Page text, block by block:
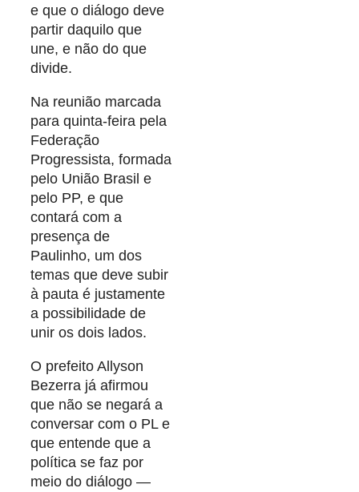
e que o diálogo deve
partir daquilo que
une, e não do que
divide.
Na reunião marcada
para quinta-feira pela
Federação
Progressista, formada
pelo União Brasil e
pelo PP, e que
contará com a
presença de
Paulinho, um dos
temas que deve subir
à pauta é justamente
a possibilidade de
unir os dois lados.
O prefeito Allyson
Bezerra já afirmou
que não se negará a
conversar com o PL e
que entende que a
política se faz por
meio do diálogo —